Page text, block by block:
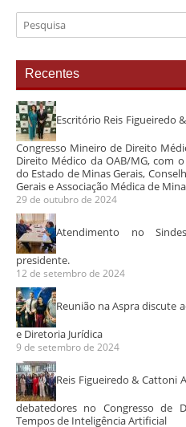
Recentes
Escritório Reis Figueiredo
Congresso Mineiro de Direito
Direito Médico da OAB/MG, com
do Estado de Minas Gerais,
Gerais e Associação Médica de
29 de outubro de 2024
Atendimento no
presidente.
12 de setembro de 2024
Reunião na Aspra discute
e Diretoria Jurídica
9 de setembro de 2024
Reis Figueiredo & Cattoni
debatedores no Congresso de
Tempos de Inteligência Artificial